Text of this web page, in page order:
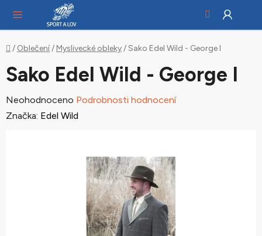
obsah
Domů
/ Oblečení/ Myslivecké obleky/Sako Edel Wild - George I
Sako Edel Wild - George I
Průměrné
hodnocení
Neohodnoceno Podrobnosti hodnocení
Značka: Edel Wild